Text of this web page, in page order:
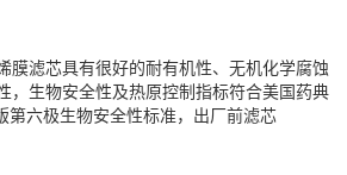
膜滤芯具有很好的耐有机性、无机化学腐蚀
，生物安全性及热原控制指标符合美国药典
第六极生物安全性标准，出厂前滤芯